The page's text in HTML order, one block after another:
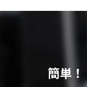
簡単！